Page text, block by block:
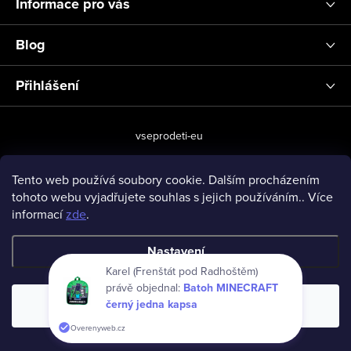
Tento web používá soubory cookie. Dalším procházením
tohoto webu vyjadřujete souhlas s jejich používáním.. Více
informacízde.
Nastavení
Souhlasím
Blog
Přihlášení
vseprodeti-eu
Copyright 2026www.vseprodeti.eu. Všechna práva vyhrazena.
Karel (Frenštát pod Radhoštěm)
právě objednal: Batoh MINECRAFT
černý jedna kapsa
Overenyweb.cz